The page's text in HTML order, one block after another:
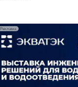
Реклама